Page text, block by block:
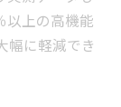
以上の高機能
幅に軽減でき